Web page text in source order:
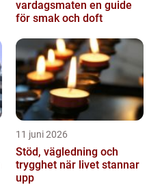
vardagsmaten en guide
för smak och doft
11 juni 2026
Stöd, vägledning och
trygghet när livet stannar
upp